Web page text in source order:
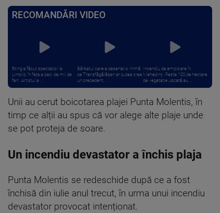
RECOMANDĂRI VIDEO
Sting a făcut spectacol la
Untold, în fața a zeci de mii de
fani. Artistul a ...
Bărbatul care a desenat o inimă
pe Transfăgărășan ar putea crea
un precedent. ...
Incendiu de amploare în
Mehedinți. Peste 100 de hectare
de vegetație uscată au ...
Unii au cerut boicotarea plajei Punta Molentis, în
timp ce alții au spus că vor alege alte plaje unde
se pot proteja de soare.
Un incendiu devastator a închis plaja
Punta Molentis se redeschide după ce a fost
închisă din iulie anul trecut, în urma unui incendiu
devastator provocat intenționat.